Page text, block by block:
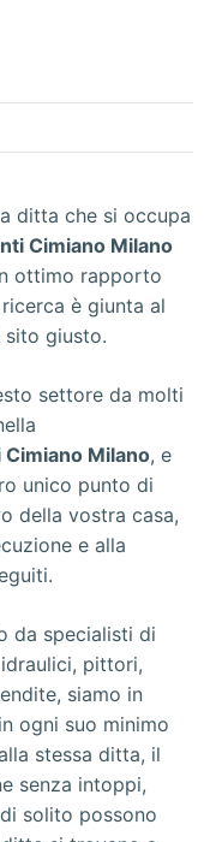
ditta che si occupa
Cimiano Milano
ottimo rapporto
è giunta al
sito giusto.
settore da molti
Milano, e
unico punto di
della vostra casa,
e alla
da specialisti di
pittori,
siamo in
ogni suo minimo
stessa ditta, il
senza intoppi,
solito possono